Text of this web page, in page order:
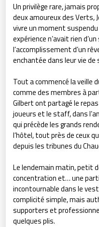
Un privilège rare, jamais
deux amoureux des Verts,
vivre un moment
expérience n’avait rien
l’accomplissement d’un
enchantée dans leur vie
Tout a commencé la veille
comme des membres à
Gilbert ont partagé le
joueurs et le staff, dans
qui précède les grands
l’hôtel, tout près de ceux
depuis les tribunes du
Le lendemain matin, petit
concentration et… une
incontournable dans le
complicité simple, mais
supporters et
quelques plis.